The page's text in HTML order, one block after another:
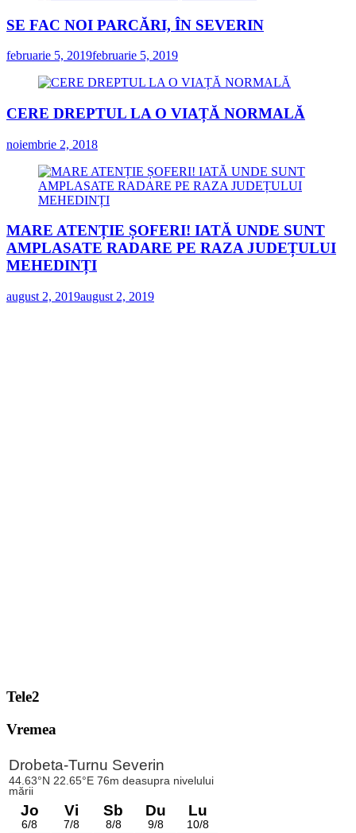
SE FAC NOI PARCĂRI, ÎN SEVERIN
februarie 5, 2019februarie 5, 2019
CERE DREPTUL LA O VIAȚĂ NORMALĂ
noiembrie 2, 2018
MARE ATENȚIE ȘOFERI! IATĂ UNDE SUNT
AMPLASATE RADARE PE RAZA JUDEȚULUI
MEHEDINȚI
august 2, 2019august 2, 2019
Tele2
Vremea